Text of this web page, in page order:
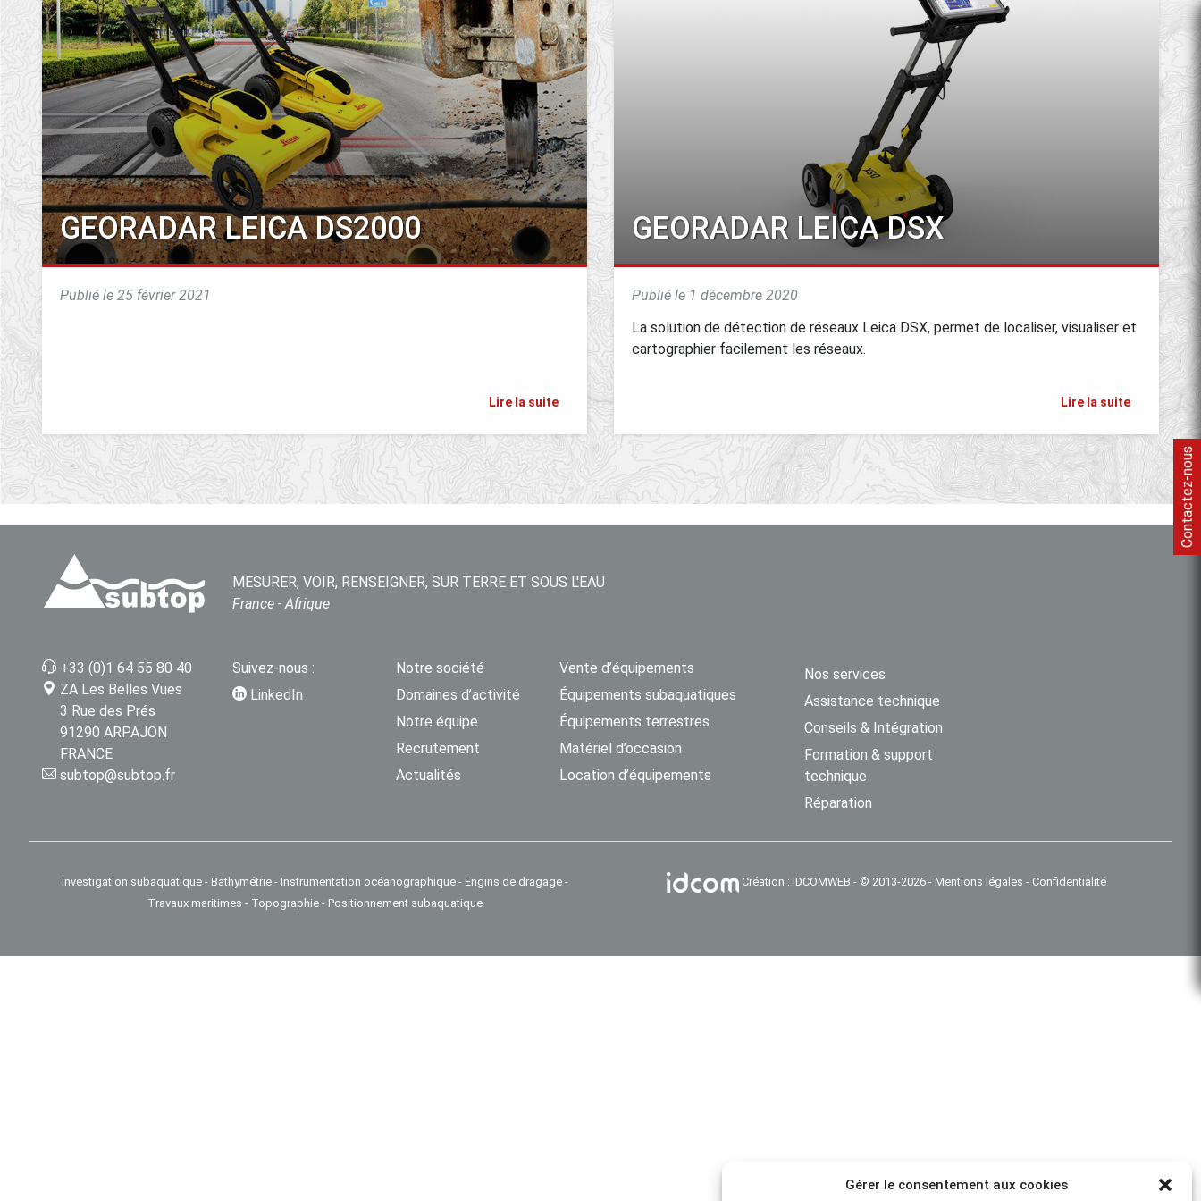
Gérer le consentement aux cookies
GEORADAR LEICA DS2000
Publié le 25 février 2021
Lire la suite
GEORADAR LEICA DSX
Publié le 1 décembre 2020
La solution de détection de réseaux Leica DSX, permet de localiser, visualiser et
cartographier facilement les réseaux.
Lire la suite
MESURER, VOIR, RENSEIGNER, SUR TERRE ET SOUS L'EAU
France - Afrique
+33 (0)1 64 55 80 40
ZA Les Belles Vues
3 Rue des Prés
91290 ARPAJON
FRANCE
subtop@subtop.fr
Suivez-nous :
LinkedIn
Notre société
Domaines d’activité
Notre équipe
Recrutement
Actualités
Vente d’équipements
Équipements subaquatiques
Équipements terrestres
Matériel d’occasion
Location d’équipements
Nos services
Assistance technique
Conseils & Intégration
Formation & support
technique
Réparation
Investigation subaquatique - Bathymétrie - Instrumentation océanographique - Engins de dragage -
Travaux maritimes - Topographie - Positionnement subaquatique
Création : IDCOMWEB - © 2013-2026 - Mentions légales - Confidentialité
Contactez-nous